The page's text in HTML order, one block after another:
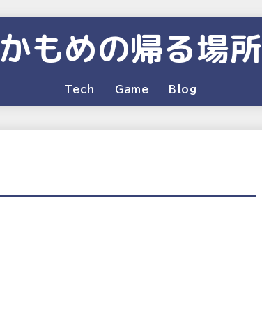
かもめの帰る場所
Tech Game Blog